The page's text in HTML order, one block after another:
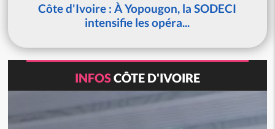
Côte d'Ivoire : À Yopougon, la SODECI
intensifie les opéra...
INFOSCÔTE D'IVOIRE